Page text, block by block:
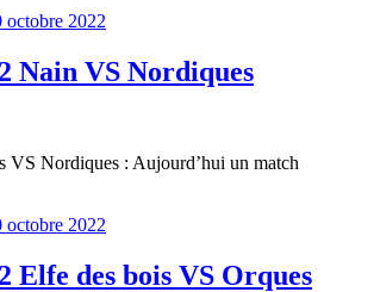
octobre 2022
Nain VS Nordiques
Nordiques : Aujourd’hui un match
octobre 2022
Elfe des bois VS Orques